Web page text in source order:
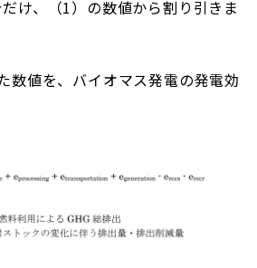
け、（1）の数値から割り引きま
数値を、バイオマス発電の発電効